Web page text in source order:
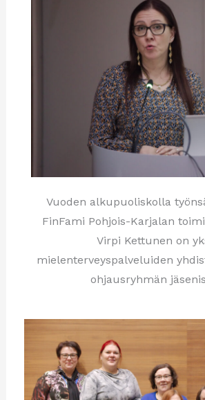
Vuoden alkupuoliskolla
FinFami Pohjois-Karjalan
Virpi Kettunen on
mielenterveyspalveluiden
ohjausryhmän